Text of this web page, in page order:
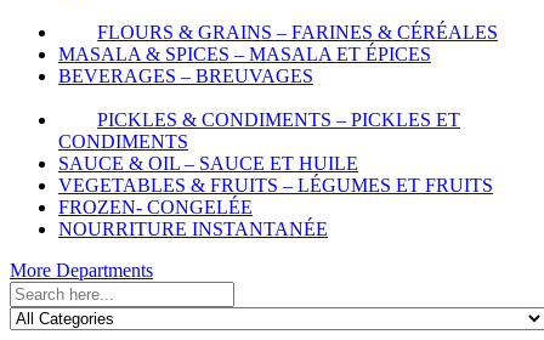
FLOURS & GRAINS – FARINES & CÉRÉALES
MASALA & SPICES – MASALA ET ÉPICES
BEVERAGES – BREUVAGES
PICKLES & CONDIMENTS – PICKLES ET
CONDIMENTS
SAUCE & OIL – SAUCE ET HUILE
VEGETABLES & FRUITS – LÉGUMES ET FRUITS
FROZEN- CONGELÉE
NOURRITURE INSTANTANÉE
More Departments